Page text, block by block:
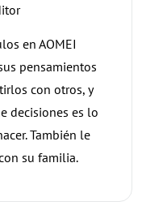
en AOMEI
pensamientos
con otros, y
decisiones es lo
También le
su familia.